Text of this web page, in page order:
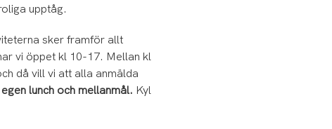
upptåg.
sker framför allt
vi öppet kl 10-17. Mellan kl
då vill vi att alla anmälda
lunch och mellanmål. Kyl